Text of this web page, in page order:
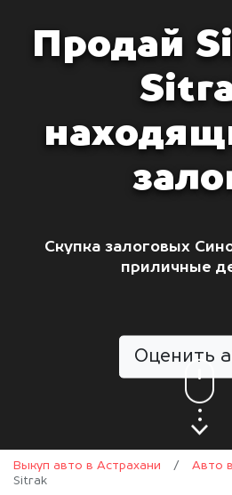
Продай
Скупка залоговых
приличные
Оценить
Выкуп авто в Астрахани / Авто
Sitrak